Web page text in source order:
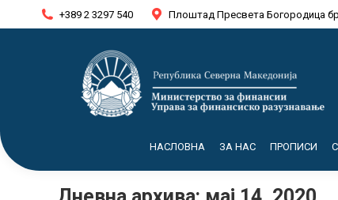
+389 2 3297 540 Плоштад Пресвета Богородица
НАСЛОВНА ЗА НАС ПРОПИСИ